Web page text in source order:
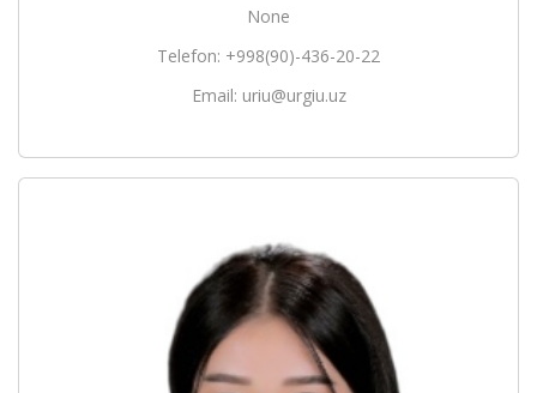
None
Telefon: +998(90)-436-20-22
Email: uriu@urgiu.uz